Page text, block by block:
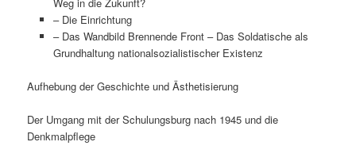
– Die Einrichtung
– Das Wandbild Brennende Front – Das Soldatische als
Grundhaltung nationalsozialistischer Existenz
Aufhebung der Geschichte und Ästhetisierung
Der Umgang mit der Schulungsburg nach 1945 und die
Denkmalpflege